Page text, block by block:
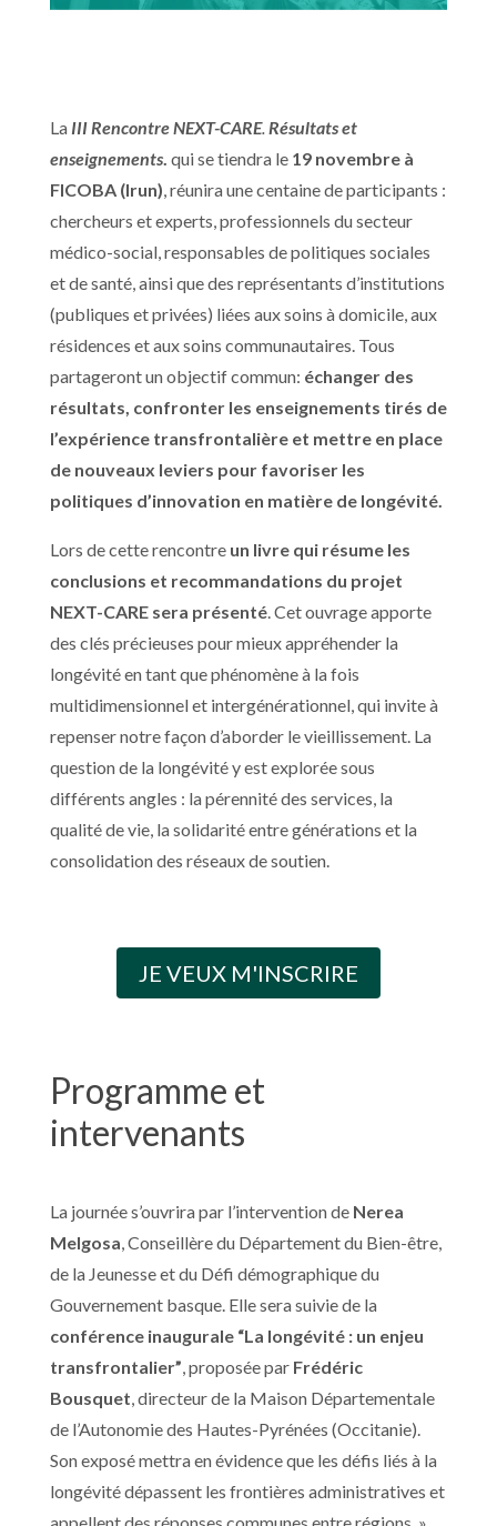
La III Rencontre NEXT-CARE.Résultats et
enseignements. qui se tiendra le 19 novembre à
FICOBA (Irun), réunira une centaine de participants :
chercheurs et experts, professionnels du secteur
médico-social, responsables de politiques sociales
et de santé, ainsi que des représentants d’institutions
(publiques et privées) liées aux soins à domicile, aux
résidences et aux soins communautaires. Tous
partageront un objectif commun: échanger des
résultats, confronter les enseignements tirés de
l’expérience transfrontalière et mettre en place
de nouveaux leviers pour favoriser les
politiques d’innovation en matière de longévité.
Lors de cette rencontre un livre qui résume les
conclusions et recommandations du projet
NEXT-CARE sera présenté. Cet ouvrage apporte
des clés précieuses pour mieux appréhender la
longévité en tant que phénomène à la fois
multidimensionnel et intergénérationnel, qui invite à
repenser notre façon d’aborder le vieillissement. La
question de la longévité y est explorée sous
différents angles : la pérennité des services, la
qualité de vie, la solidarité entre générations et la
consolidation des réseaux de soutien.
JE VEUX M'INSCRIRE
Programme et
intervenants
La journée s’ouvrira par l’intervention de Nerea
Melgosa, Conseillère du Département du Bien-être,
de la Jeunesse et du Défi démographique du
Gouvernement basque. Elle sera suivie de la
conférence inaugurale “La longévité : un enjeu
transfrontalier”, proposée par Frédéric
Bousquet, directeur de la Maison Départementale
de l’Autonomie des Hautes-Pyrénées (Occitanie).
Son exposé mettra en évidence que les défis liés à la
longévité dépassent les frontières administratives et